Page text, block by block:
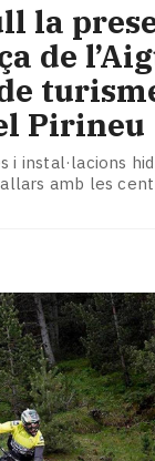
la
de
Pirineu
i instal·lacions
amb les